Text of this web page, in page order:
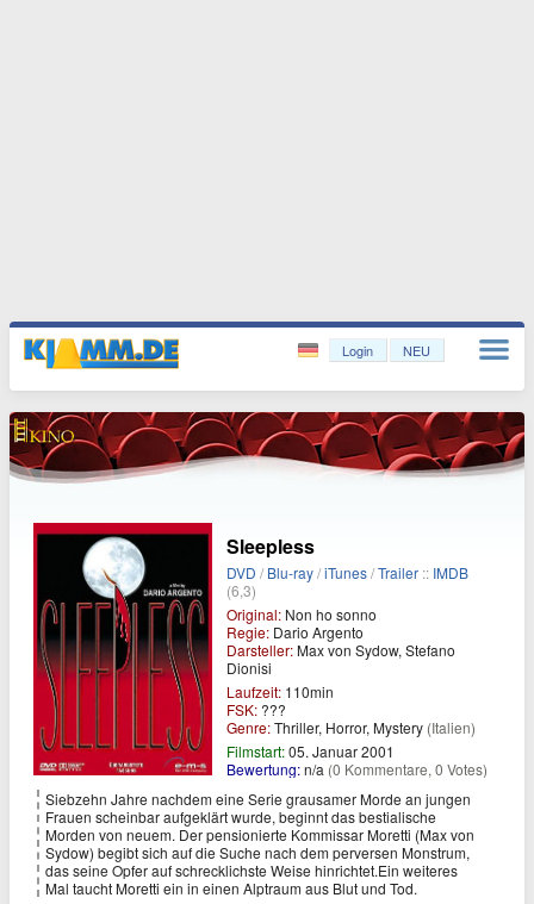
Login NEU
Sleepless
DVD /Blu-ray/iTunes/Trailer :: IMDB
(6,3)
Original: Non ho sonno
Regie: Dario Argento
Darsteller:Max von Sydow, Stefano
Dionisi
Laufzeit: 110min
FSK: ???
Genre:Thriller, Horror, Mystery (Italien)
Filmstart:05. Januar 2001
Bewertung:n/a (0 Kommentare, 0 Votes)
Siebzehn Jahre nachdem eine Serie grausamer Morde an jungen
Frauen scheinbar aufgeklärt wurde, beginnt das bestialische
Morden von neuem. Der pensionierte Kommissar Moretti (Max von
Sydow) begibt sich auf die Suche nach dem perversen Monstrum,
das seine Opfer auf schrecklichste Weise hinrichtet.Ein weiteres
Mal taucht Moretti ein in einen Alptraum aus Blut und Tod.